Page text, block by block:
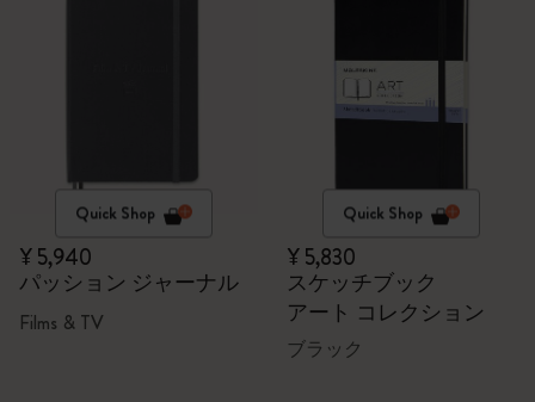
Quick Shop
¥ 5,940
パッション ジャーナル
Films & TV
Quick Shop
¥ 5,830
スケッチブック
アート コレクション
ブラック